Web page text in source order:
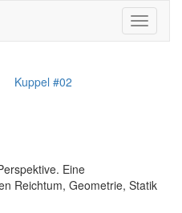
Toggle
Kuppel #02
Eine
Reichtum, Geometrie, Statik